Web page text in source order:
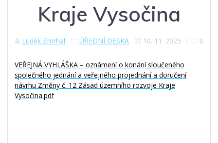
Kraje Vysočina
Luděk Zmrhal ÚŘEDNÍ DESKA 10. 11. 2025 | 0
VEŘEJNÁ VYHLÁŠKA – oznámení o konání sloučeného
společného jednání a veřejného projednání a doručení
návrhu Změny č. 12 Zásad územního rozvoje Kraje
Vysočina.pdf